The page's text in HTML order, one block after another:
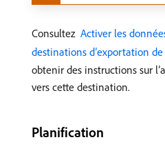
Consultez Activer les
destinations d’exportation de
obtenir des instructions sur
vers cette destination.
Planification